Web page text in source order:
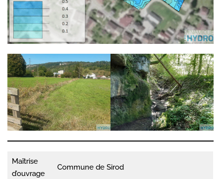
Maîtrise
d’ouvrage
Commune de Sirod